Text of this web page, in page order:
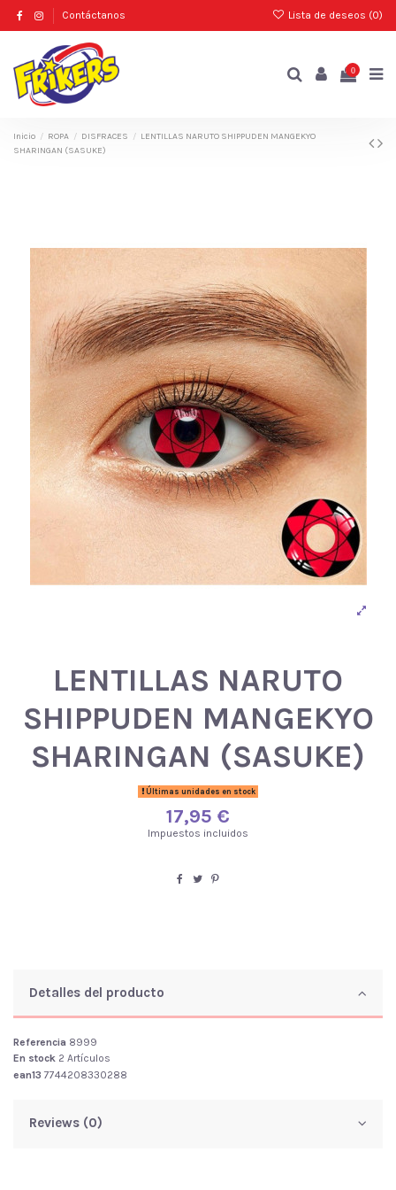
Contáctanos Lista de deseos (0)
0
Inicio ROPA DISFRACES
LENTILLAS NARUTO SHIPPUDEN MANGEKYO
SHARINGAN (SASUKE)
LENTILLAS NARUTO
SHIPPUDEN MANGEKYO
SHARINGAN (SASUKE)
Últimas unidades en stock
17,95 €
Impuestos incluidos
Detalles del producto
Referencia 8999
En stock 2 Artículos
ean13 7744208330288
Reviews (0)